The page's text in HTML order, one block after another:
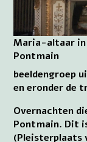
Maria-altaar in
Pontmain
beeldengroep
en eronder de
Overnachten
Pontmain. Dit
(Pleisterplaats